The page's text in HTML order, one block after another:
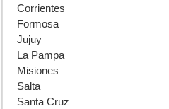
Corrientes
Formosa
Jujuy
La Pampa
Misiones
Salta
Santa Cruz